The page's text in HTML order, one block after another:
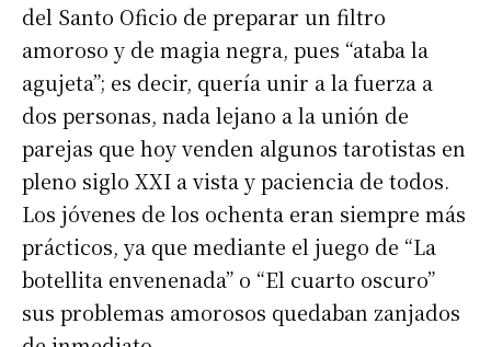
del Santo Oficio de preparar un filtro
amoroso y de magia negra, pues “ataba la
agujeta”; es decir, quería unir a la fuerza a
dos personas, nada lejano a la unión de
parejas que hoy venden algunos tarotistas en
pleno siglo XXI a vista y paciencia de todos.
Los jóvenes de los ochenta eran siempre más
prácticos, ya que mediante el juego de “La
botellita envenenada” o “El cuarto oscuro”
sus problemas amorosos quedaban zanjados